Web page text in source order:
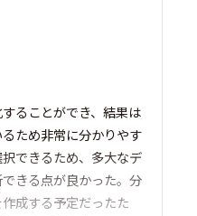
ることができ、結果は
ため非常に分かりやす
できるため、多大なデ
きる点が良かった。分
成する予定だったた